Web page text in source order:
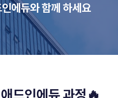
에듀와 함께 하세요
드인에듀 과정🔥